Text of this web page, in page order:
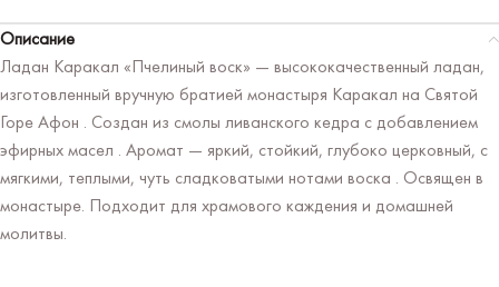
Описание
Ладан Каракал «Пчелиный воск» — высококачественный ладан,
изготовленный вручную братией монастыря Каракал на Святой
Горе Афон . Создан из смолы ливанского кедра с добавлением
эфирных масел . Аромат — яркий, стойкий, глубоко церковный, с
мягкими, теплыми, чуть сладковатыми нотами воска . Освящен в
монастыре. Подходит для храмового каждения и домашней
молитвы.